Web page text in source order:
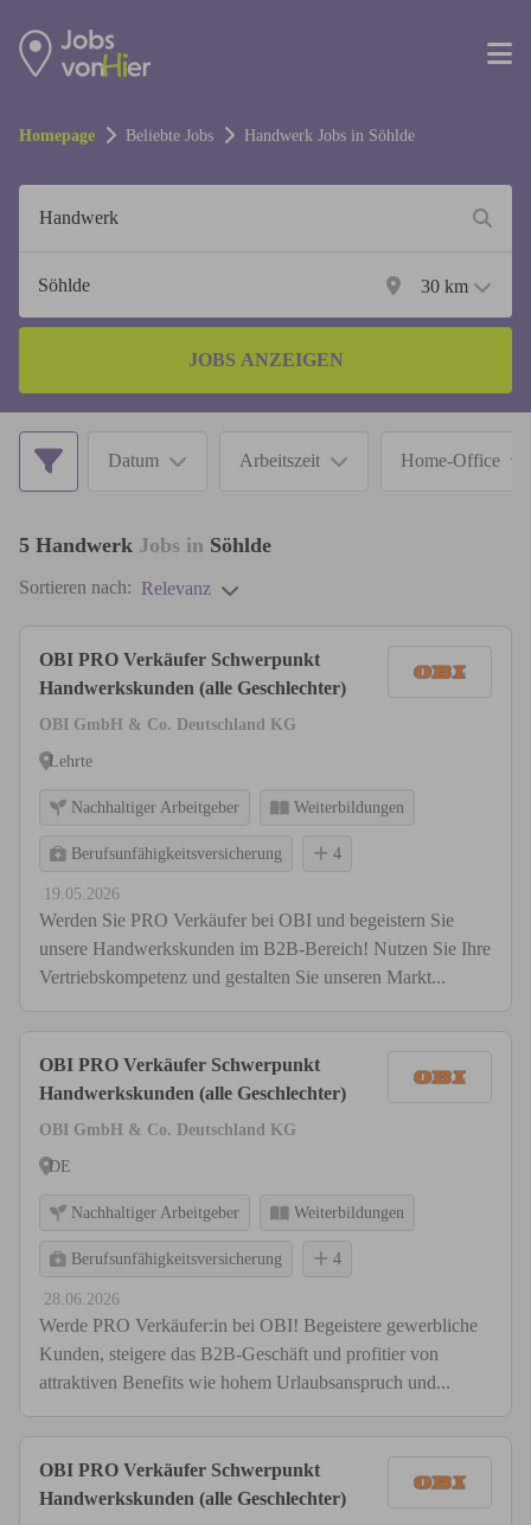
Homepage Beliebte Jobs Handwerk Jobs in Söhlde
30 km
JOBS ANZEIGEN
Datum Arbeitszeit Home-Office
5 Handwerk Jobs in Söhlde
Sortieren nach: Relevanz
OBI PRO Verkäufer Schwerpunkt
Handwerkskunden (alle Geschlechter)
OBI GmbH & Co. Deutschland KG
Lehrte
Nachhaltiger Arbeitgeber Weiterbildungen
Berufsunfähigkeitsversicherung 4
19.05.2026
Werden Sie PRO Verkäufer bei OBI und begeistern Sie
unsere Handwerkskunden im B2B-Bereich! Nutzen Sie Ihre
Vertriebskompetenz und gestalten Sie unseren Markt...
OBI PRO Verkäufer Schwerpunkt
Handwerkskunden (alle Geschlechter)
OBI GmbH & Co. Deutschland KG
DE
Nachhaltiger Arbeitgeber Weiterbildungen
Berufsunfähigkeitsversicherung 4
28.06.2026
Werde PRO Verkäufer:in bei OBI! Begeistere gewerbliche
Kunden, steigere das B2B-Geschäft und profitier von
attraktiven Benefits wie hohem Urlaubsanspruch und...
OBI PRO Verkäufer Schwerpunkt
Handwerkskunden (alle Geschlechter)